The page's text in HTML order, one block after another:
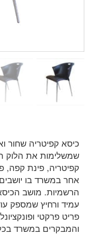
כיסא קפיטריה שחור
שמשלימות את הלוק
קפיטריה, פינת קפה,
אחר במשרד בו
הרשמיות. מושב
עמיד ורחיץ שמספק
פריט פרקטי
והמבקרים במשרד